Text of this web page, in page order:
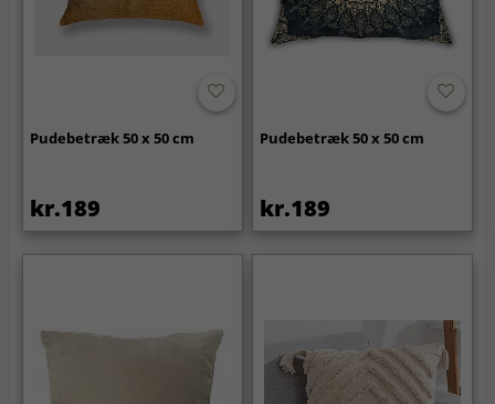
Pudebetræk 50 x 50 cm
kr.189
Pudebetræk 50 x 50 cm
kr.189